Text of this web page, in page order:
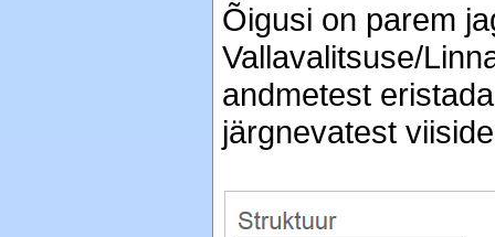
Õigusi on parem
Vallavalitsuse/
andmetest
järgnevatest